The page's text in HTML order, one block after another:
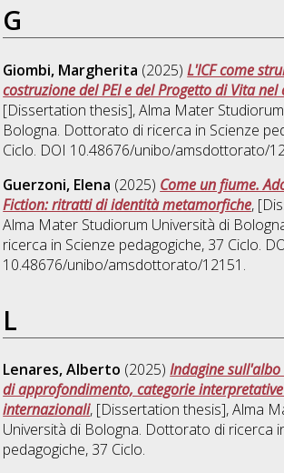
G
Giombi, Margherita (2025)L'ICF come
costruzione del PEI e del Progetto di Vita
[Dissertation thesis], Alma Mater
Bologna. Dottorato di ricerca in Scienze
Ciclo. DOI 10.48676/unibo/amsdottorato/
Guerzoni, Elena (2025) Come un fiume.
Fiction: ritratti di identità metamorfiche,
Alma Mater Studiorum Università di
ricerca in Scienze pedagogiche, 37 Ciclo.
10.48676/unibo/amsdottorato/12151.
L
Lenares, Alberto (2025)Indagine
di approfondimento, categorie
internazionali, [Dissertation thesis], Alma
Università di Bologna. Dottorato di ricerca
pedagogiche, 37 Ciclo.